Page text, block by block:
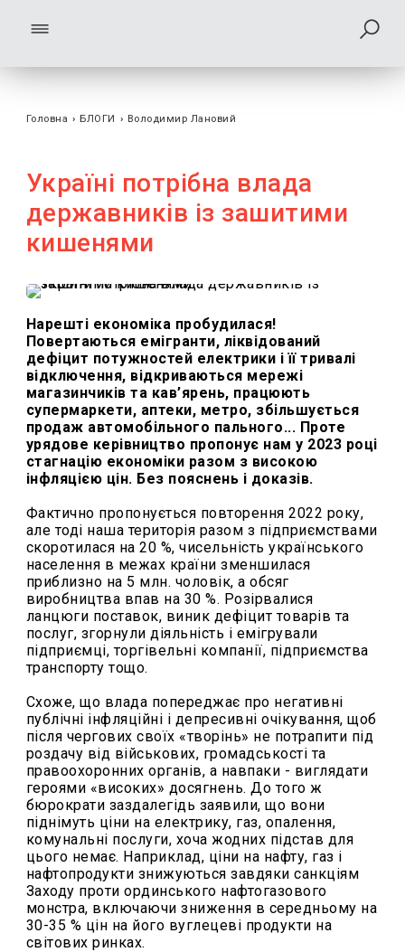
Головна › БЛОГИ › Володимир Лановий
Україні потрібна влада
державників із зашитими
кишенями
Нарешті економіка пробудилася!
Повертаються емігранти, ліквідований
дефіцит потужностей електрики і її тривалі
відключення, відкриваються мережі
магазинчиків та кав’ярень, працюють
супермаркети, аптеки, метро, збільшується
продаж автомобільного пального... Проте
урядове керівництво пропонує нам у 2023 році
стагнацію економіки разом з високою
інфляцією цін. Без пояснень і доказів.
Фактично пропонується повторення 2022 року,
але тоді наша територія разом з підприємствами
скоротилася на 20 %, чисельність українського
населення в межах країни зменшилася
приблизно на 5 млн. чоловік, а обсяг
виробництва впав на 30 %. Розірвалися
ланцюги поставок, виник дефіцит товарів та
послуг, згорнули діяльність і емігрували
підприємці, торгівельні компанії, підприємства
транспорту тощо.
Схоже, що влада попереджає про негативні
публічні інфляційні і депресивні очікування, щоб
після чергових своїх «творінь» не потрапити під
роздачу від військових, громадськості та
правоохоронних органів, а навпаки - виглядати
героями «високих» досягнень. До того ж
бюрократи заздалегідь заявили, що вони
піднімуть ціни на електрику, газ, опалення,
комунальні послуги, хоча жодних підстав для
цього немає. Наприклад, ціни на нафту, газ і
нафтопродукти знижуються завдяки санкціям
Заходу проти ординського нафтогазового
монстра, включаючи зниження в середньому на
30-35 % цін на його вуглецеві продукти на
світових ринках.